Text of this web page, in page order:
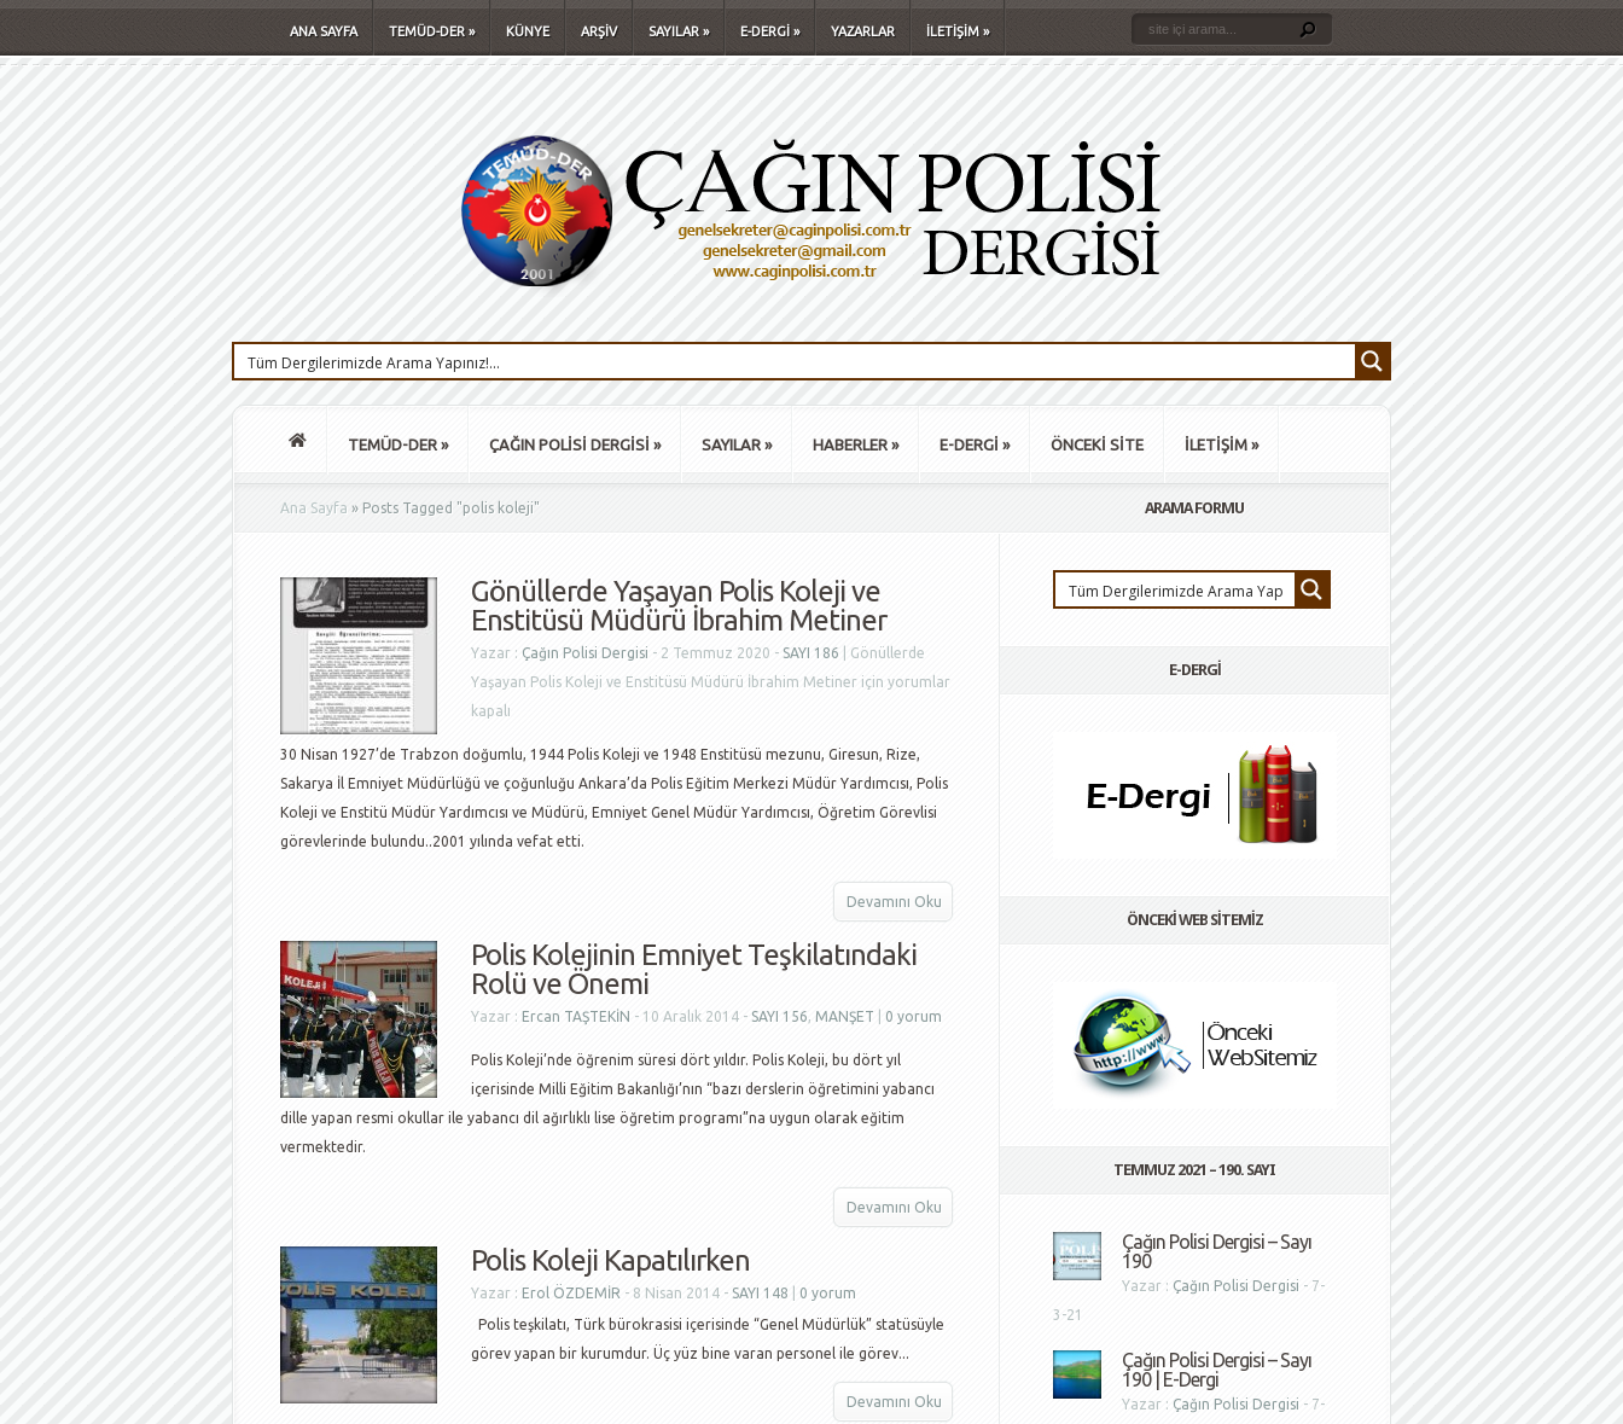
ANA SAYFA TEMÜD-DER » KÜNYE ARŞİV SAYILAR» E-DERGİ » YAZARLAR İLETİŞİM »
TEMÜD-DER » ÇAĞIN POLİSİ DERGİSİ » SAYILAR » HABERLER » E-DERGİ » ÖNCEKİ SİTE İLETİŞİM »
Ana Sayfa » Posts Tagged "polis koleji"
Gönüllerde Yaşayan Polis Koleji ve
Enstitüsü Müdürü İbrahim Metiner
Yazar : Çağın Polisi Dergisi - 2 Temmuz 2020 - SAYI 186
Gönüllerde
Yaşayan Polis Koleji ve Enstitüsü Müdürü İbrahim Metiner için yorumlar
kapalı
30 Nisan 1927’de Trabzon doğumlu, 1944 Polis Koleji ve 1948 Enstitüsü mezunu, Giresun, Rize,
Sakarya İl Emniyet Müdürlüğü ve çoğunluğu Ankara’da Polis Eğitim Merkezi Müdür Yardımcısı, Polis
Koleji ve Enstitü Müdür Yardımcısı ve Müdürü, Emniyet Genel Müdür Yardımcısı, Öğretim Görevlisi
görevlerinde bulundu..2001 yılında vefat etti.
Devamını Oku
Polis Kolejinin Emniyet Teşkilatındaki
Rolü ve Önemi
Yazar : Ercan TAŞTEKİN - 10 Aralık 2014 - SAYI 156, MANŞET 0 yorum
Polis Koleji’nde öğrenim süresi dört yıldır. Polis Koleji, bu dört yıl
içerisinde Milli Eğitim Bakanlığı’nın “bazı derslerin öğretimini yabancı
dille yapan resmi okullar ile yabancı dil ağırlıklı lise öğretim programı”na uygun olarak eğitim
vermektedir.
Devamını Oku
Polis Koleji Kapatılırken
Yazar : Erol ÖZDEMİR - 8 Nisan 2014 - SAYI 148
0 yorum
Polis teşkilatı, Türk bürokrasisi içerisinde “Genel Müdürlük” statüsüyle
görev yapan bir kurumdur. Üç yüz bine varan personel ile görev...
Devamını Oku
ARAMA FORMU
E-DERGİ
ÖNCEKİ WEB SİTEMİZ
TEMMUZ 2021 – 190. SAYI
Çağın Polisi Dergisi – Sayı
190
Yazar : Çağın Polisi Dergisi - 7-
3-21
Çağın Polisi Dergisi – Sayı
190 | E-Dergi
Yazar : Çağın Polisi Dergisi - 7-